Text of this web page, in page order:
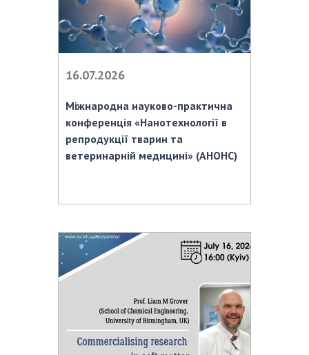
16.07.2026
Міжнародна науково-практична
конференція «Нанотехнології в
репродукції тварин та
ветеринарній медицині» (АНОНС)